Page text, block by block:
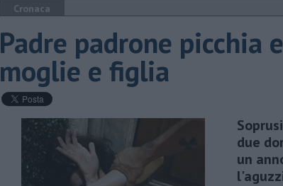
Cronaca
Padre padrone picchia
moglie e figlia
due
un